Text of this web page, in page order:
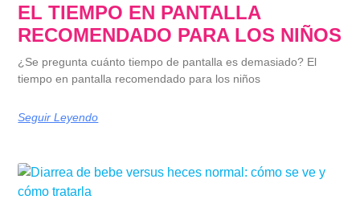
EL TIEMPO EN PANTALLA
RECOMENDADO PARA LOS NIÑOS
¿Se pregunta cuánto tiempo de pantalla es demasiado? El
tiempo en pantalla recomendado para los niños
Seguir Leyendo